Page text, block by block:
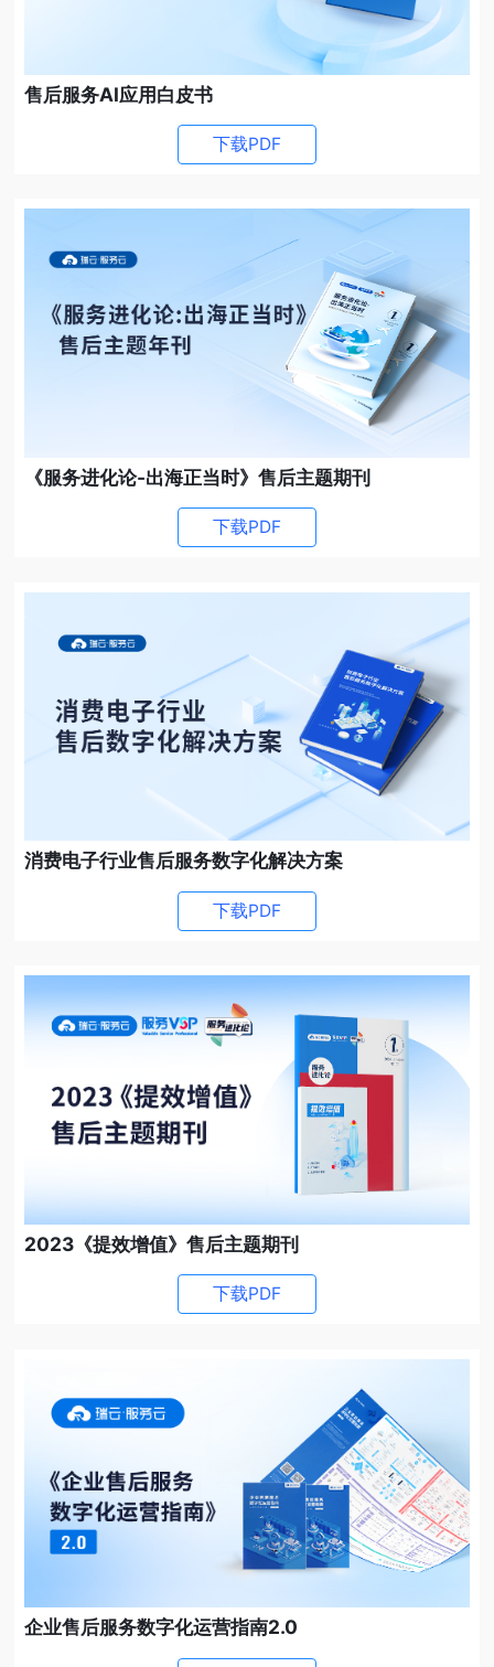
售后服务AI应用白皮书
下载PDF
《服务进化论-出海正当时》售后主题期刊
下载PDF
消费电子行业售后服务数字化解决方案
下载PDF
2023《提效增值》售后主题期刊
下载PDF
企业售后服务数字化运营指南2.0